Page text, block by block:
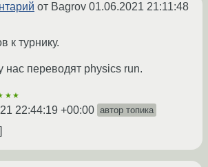
от Bagrov 01.06.2021 21:11:48
к турнику.
нас переводят physics run.
22:44:19 +00:00 автор топика